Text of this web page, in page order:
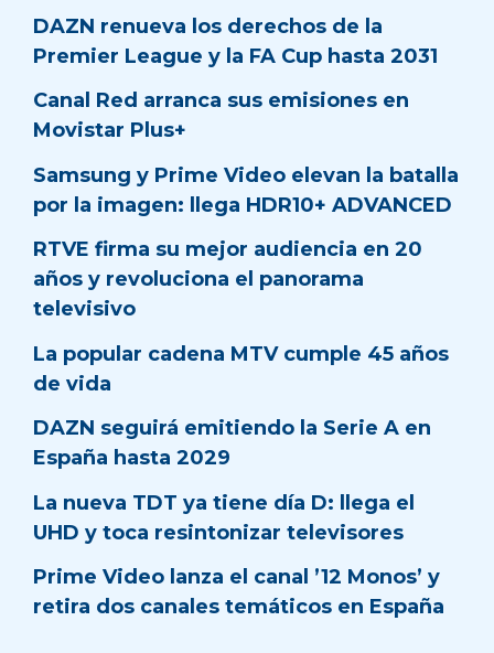
DAZN renueva los derechos de la
Premier League y la FA Cup hasta 2031
Canal Red arranca sus emisiones en
Movistar Plus+
Samsung y Prime Video elevan la batalla
por la imagen: llega HDR10+ ADVANCED
RTVE firma su mejor audiencia en 20
años y revoluciona el panorama
televisivo
La popular cadena MTV cumple 45 años
de vida
DAZN seguirá emitiendo la Serie A en
España hasta 2029
La nueva TDT ya tiene día D: llega el
UHD y toca resintonizar televisores
Prime Video lanza el canal ’12 Monos’ y
retira dos canales temáticos en España